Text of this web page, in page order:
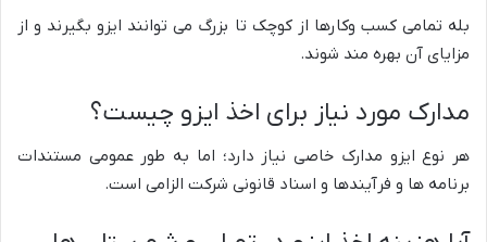
بله تمامی کسب وکارها از کوچک تا بزرگ می توانند ایزو بگیرند و از
مزایای آن بهره مند شوند.
مدارک مورد نیاز برای اخذ ایزو چیست؟
هر نوع ایزو مدارک خاصی نیاز دارد؛ اما به طور عمومی مستندات
برنامه ها و فرآیندها و اسناد قانونی شرکت الزامی است.